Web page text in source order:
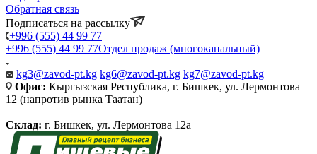
Обратная связь
Подписаться на рассылку
+996 (555) 44 99 77
+996 (555) 44 99 77Отдел продаж (многоканальный)
kg3@zavod-pt.kg kg6@zavod-pt.kg kg7@zavod-pt.kg
Офис: Кыргызская Республика, г. Бишкек, ул. Лермонтова
12 (напротив рынка Таатан)
Склад: г. Бишкек, ул. Лермонтова 12а